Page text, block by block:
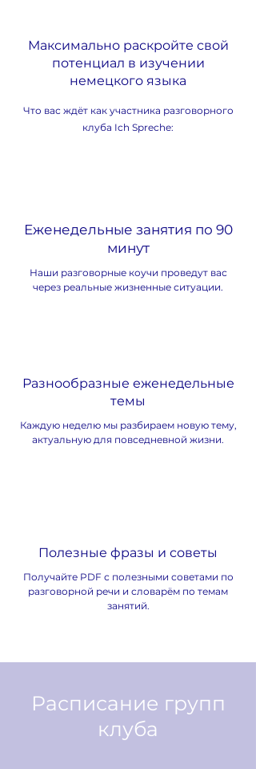
Максимально раскройте свой
потенциал в изучении
немецкого языка
Что вас ждёт как участника разговорного
клуба Ich Spreche:
Еженедельные занятия по 90
минут
Наши разговорные коучи проведут вас
через реальные жизненные ситуации.
Разнообразные еженедельные
темы
Каждую неделю мы разбираем новую тему,
актуальную для повседневной жизни.
Полезные фразы и советы
Получайте PDF с полезными советами по
разговорной речи и словарём по темам
занятий.
Расписание групп
клуба